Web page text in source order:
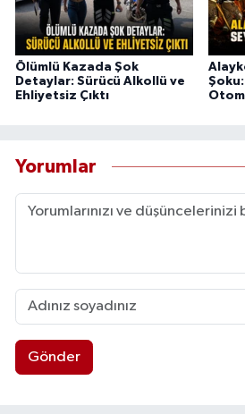
Ölümlü Kazada Şok
Detaylar: Sürücü Alkollü ve
Ehliyetsiz Çıktı
Yorumlar
Gönder